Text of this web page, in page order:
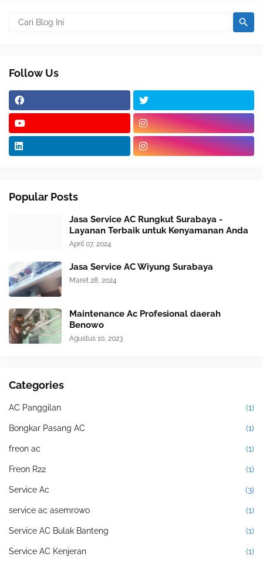
Follow Us
Popular Posts
Jasa Service AC Rungkut Surabaya -
Layanan Terbaik untuk Kenyamanan Anda
April 07, 2024
Jasa Service AC Wiyung Surabaya
Maret 28, 2024
Maintenance Ac Profesional daerah
Benowo
Agustus 10, 2023
Categories
AC Panggilan (1)
Bongkar Pasang AC (1)
freon ac (1)
Freon R22 (1)
Service Ac (3)
service ac asemrowo (1)
Service AC Bulak Banteng (1)
Service AC Kenjeran (1)